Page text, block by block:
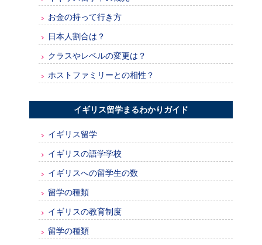
お金の持って行き方
日本人割合は？
クラスやレベルの変更は？
ホストファミリーとの相性？
イギリス留学まるわかりガイド
イギリス留学
イギリスの語学学校
イギリスへの留学生の数
留学の種類
イギリスの教育制度
留学の種類